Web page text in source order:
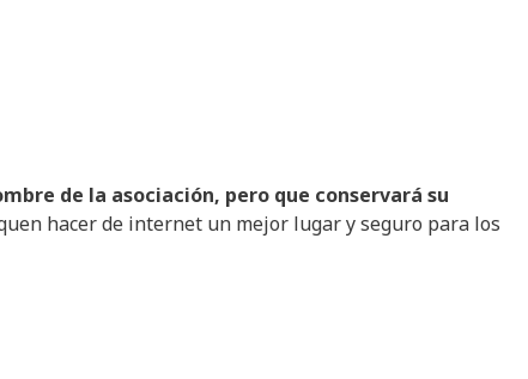
de la asociación, pero que conservará su
hacer de internet un mejor lugar y seguro para los